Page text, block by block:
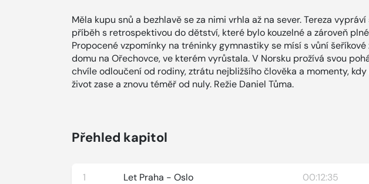
Měla kupu snů a bezhlavě se za nimi vrhla až na sever. Tereza
příběh s retrospektivou do dětství, které bylo kouzelné a zároveň
Propocené vzpomínky na tréninky gymnastiky se mísí s vůní
domu na Ořechovce, ve kterém vyrůstala. V Norsku prožívá svou
chvíle odloučení od rodiny, ztrátu nejbližšího člověka a momenty,
život zase a znovu téměř od nuly. Režie Daniel Tůma.
Přehled kapitol
1 Let Praha - Oslo 00:12:35